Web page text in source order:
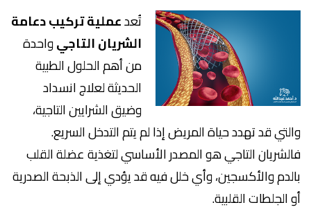
تُعدعملية تركيب دعامة
الشريان التاجيواحدة
من أهم الحلول الطبية
الحديثة لعلاج انسداد
وضيق الشرايين التاجية،
والتي قد تهدد حياة المريض إذا لم يتم التدخل السريع.
فالشريان التاجي هو المصدر الأساسي لتغذية عضلة القلب
بالدم والأكسجين، وأي خلل فيه قد يؤدي إلى الذبحة الصدرية
أو الجلطات القلبية.